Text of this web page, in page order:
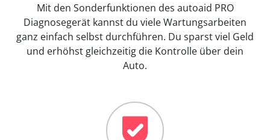
Mit den Sonderfunktionen des autoaid PRO
Diagnosegerät kannst du viele Wartungsarbeiten
ganz einfach selbst durchführen. Du sparst viel Geld
und erhöhst gleichzeitig die Kontrolle über dein
Auto.